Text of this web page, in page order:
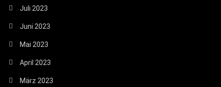
Juli 2023
Juni 2023
Mai 2023
April 2023
März 2023